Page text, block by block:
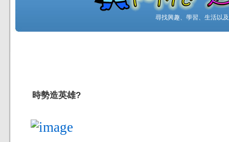
尋找興趣、學習、生活以
時勢造英雄?